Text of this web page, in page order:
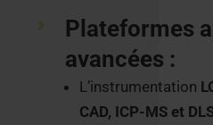
Plateformes
avancées :
L’instrumentation
CAD, ICP-MS et